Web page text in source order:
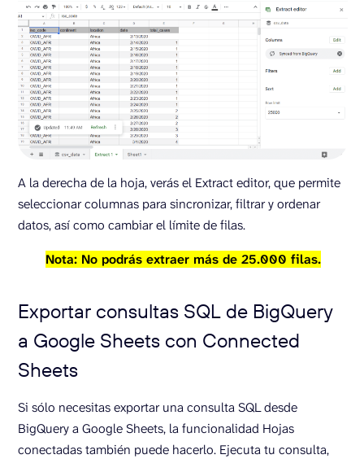
A la derecha de la hoja, verás el Extract editor, que permite
seleccionar columnas para sincronizar, filtrar y ordenar
datos, así como cambiar el límite de filas.
Nota: No podrás extraer más de 25.000 filas.
Exportar consultas SQL de BigQuery
a Google Sheets con Connected
Sheets
Si sólo necesitas exportar una consulta SQL desde
BigQuery a Google Sheets, la funcionalidad Hojas
conectadas también puede hacerlo. Ejecuta tu consulta,